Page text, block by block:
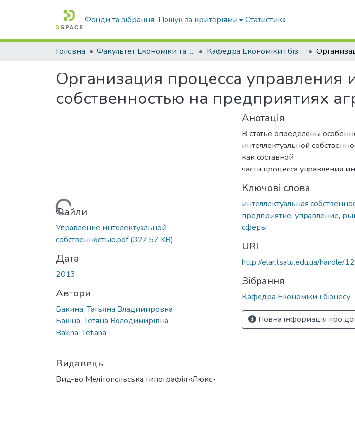
Фонди та зібрання Пошук за критеріями Статистика
Головна Факультет Економіки та бізнесу Кафедра Економіки і бізнесу
Организация процесса управления
собственностью на предприятиях
Вантажиться...
Файли
Управление интелектуальной
собственностью.pdf(327.57 KB)
Дата
2013
Автори
Бакина, Татьяна Владимировна
Бакіна, Тетяна Володимирівна
Bakina, Tetiana
Видавець
Вид-во Мелітопольська типографія «Люкс»
Анотація
В статье определены
интеллектуальной
как составной
части процесса управления
Ключові слова
интеллектуальная
предприятие, управление,
сферы
URI
http://elar.tsatu.edu.ua/handle/
Зібрання
Кафедра Економіки і бізнесу
Повна інформація про